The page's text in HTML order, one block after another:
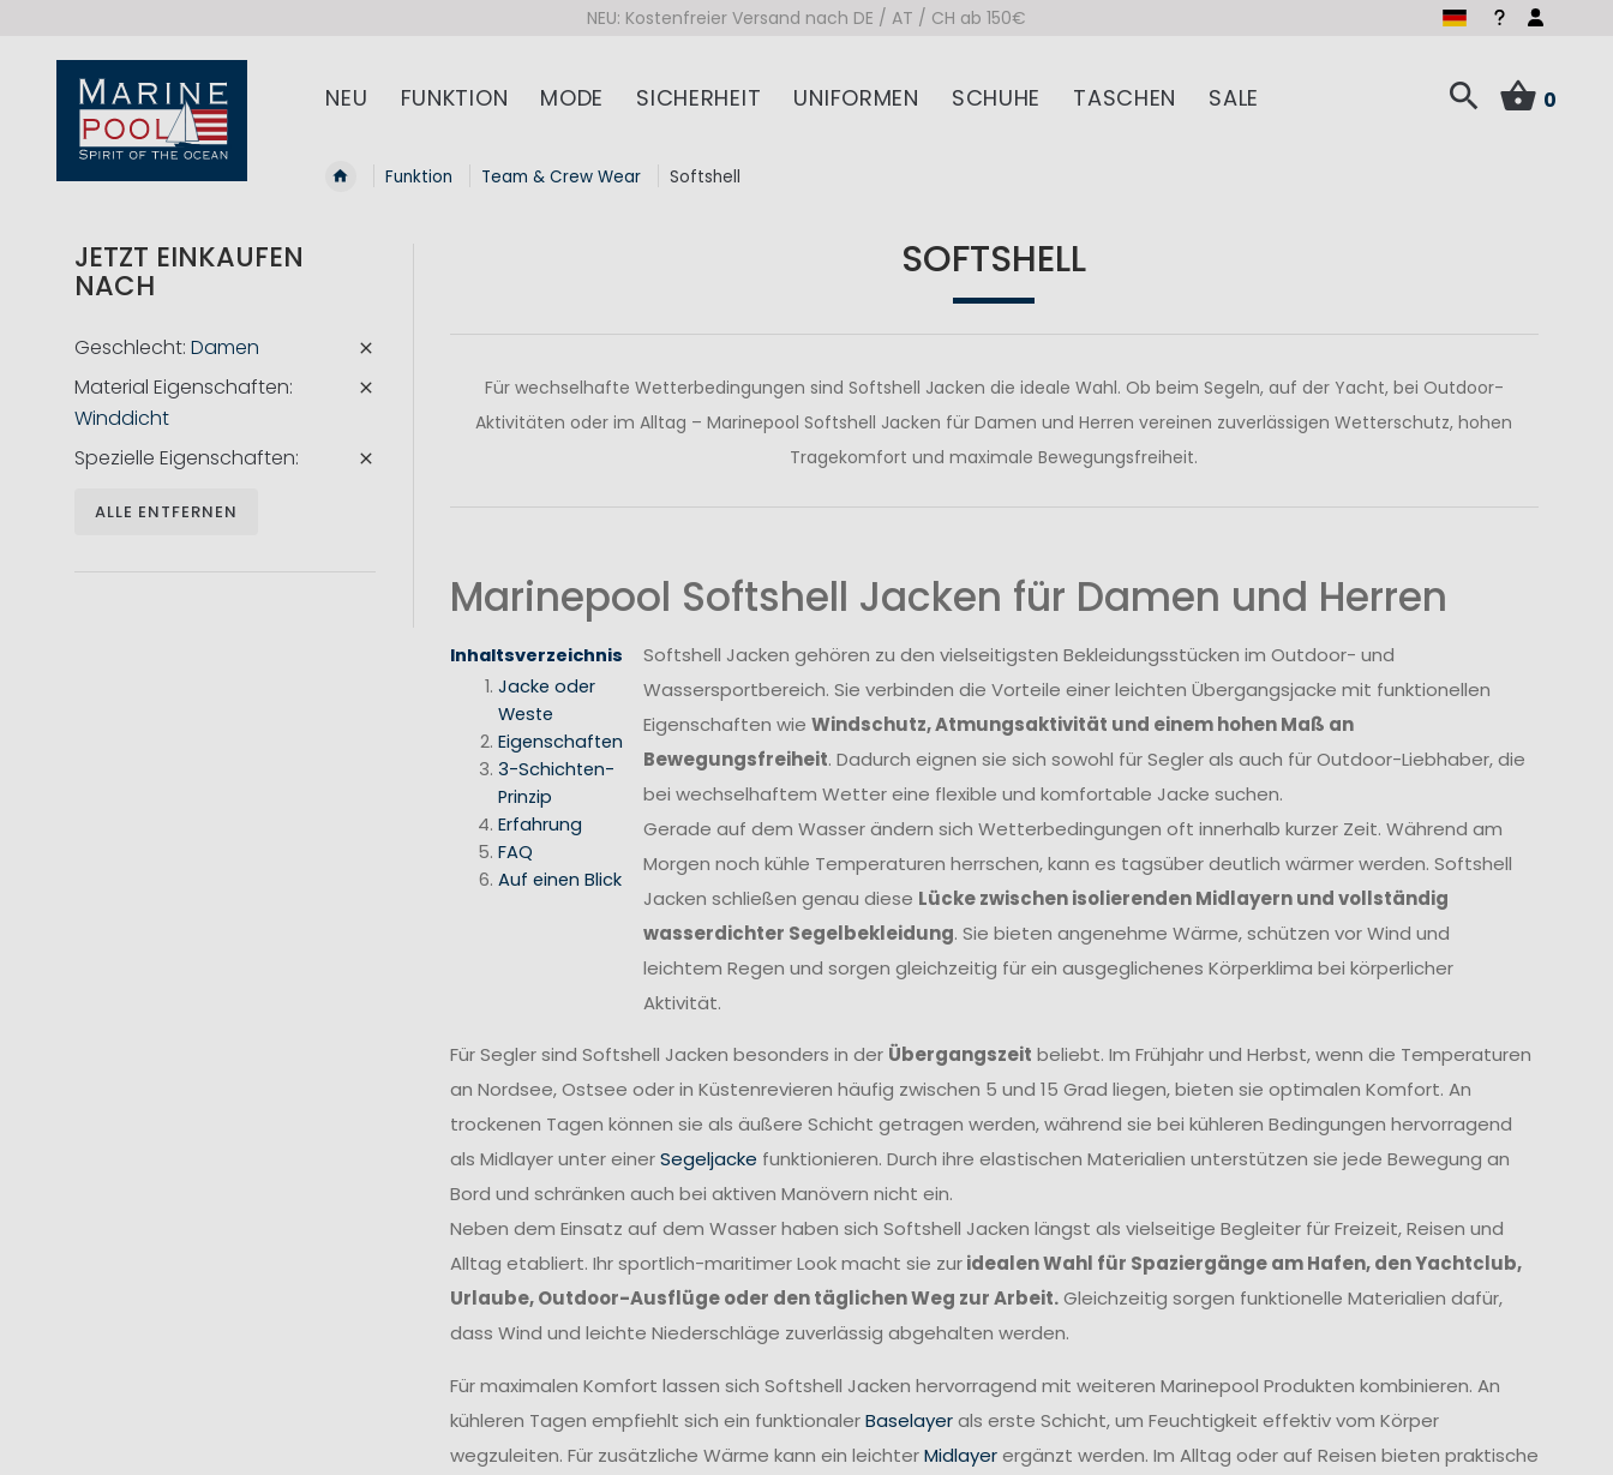
NEU: Kostenfreier Versand nach DE / AT / CH ab 150€
NEU FUNKTION MODE SICHERHEIT UNIFORMEN SCHUHE TASCHEN SALE 0
Funktion Team & Crew Wear Softshell
SOFTSHELL
Für wechselhafte Wetterbedingungen sind Softshell Jacken die ideale Wahl. Ob beim Segeln, auf der Yacht, bei Outdoor-
Aktivitäten oder im Alltag – Marinepool Softshell Jacken für Damen und Herren vereinen zuverlässigen Wetterschutz, hohen
Tragekomfort und maximale Bewegungsfreiheit.
Marinepool Softshell Jacken für Damen und Herren
Inhaltsverzeichnis
Jacke oder
Weste
Eigenschaften
3-Schichten-
Prinzip
Erfahrung
FAQ
Auf einen Blick
Softshell Jacken gehören zu den vielseitigsten Bekleidungsstücken im Outdoor- und
Wassersportbereich. Sie verbinden die Vorteile einer leichten Übergangsjacke mit funktionellen
Eigenschaften wie Windschutz, Atmungsaktivität und einem hohen Maß an
Bewegungsfreiheit. Dadurch eignen sie sich sowohl für Segler als auch für Outdoor-Liebhaber, die
bei wechselhaftem Wetter eine flexible und komfortable Jacke suchen.
Gerade auf dem Wasser ändern sich Wetterbedingungen oft innerhalb kurzer Zeit. Während am
Morgen noch kühle Temperaturen herrschen, kann es tagsüber deutlich wärmer werden. Softshell
Jacken schließen genau diese Lücke zwischen isolierenden Midlayern und vollständig
wasserdichter Segelbekleidung. Sie bieten angenehme Wärme, schützen vor Wind und
leichtem Regen und sorgen gleichzeitig für ein ausgeglichenes Körperklima bei körperlicher
Aktivität.
Für Segler sind Softshell Jacken besonders in der Übergangszeit beliebt. Im Frühjahr und Herbst, wenn die Temperaturen
an Nordsee, Ostsee oder in Küstenrevieren häufig zwischen 5 und 15 Grad liegen, bieten sie optimalen Komfort. An
trockenen Tagen können sie als äußere Schicht getragen werden, während sie bei kühleren Bedingungen hervorragend
als Midlayer unter einerSegeljacke funktionieren. Durch ihre elastischen Materialien unterstützen sie jede Bewegung an
Bord und schränken auch bei aktiven Manövern nicht ein.
Neben dem Einsatz auf dem Wasser haben sich Softshell Jacken längst als vielseitige Begleiter für Freizeit, Reisen und
Alltag etabliert. Ihr sportlich-maritimer Look macht sie zuridealen Wahl für Spaziergänge am Hafen, den Yachtclub,
Urlaube, Outdoor-Ausflüge oder den täglichen Weg zur Arbeit.Gleichzeitig sorgen funktionelle Materialien dafür,
dass Wind und leichte Niederschläge zuverlässig abgehalten werden.
Für maximalen Komfort lassen sich Softshell Jacken hervorragend mit weiteren Marinepool Produkten kombinieren. An
kühleren Tagen empfiehlt sich ein funktionalerBaselayerals erste Schicht, um Feuchtigkeit effektiv vom Körper
wegzuleiten. Für zusätzliche Wärme kann ein leichterMidlayerergänzt werden. Im Alltag oder auf Reisen bieten praktische
JETZT EINKAUFEN
NACH
Geschlecht Damen
Material Eigenschaften
Winddicht
Spezielle Eigenschaften
ALLE ENTFERNEN